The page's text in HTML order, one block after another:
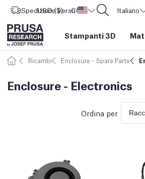
Spedizione verso Stati Uniti
USD ($) CORE One L: Ora disponibile! Italiano
Stampanti 3D
Ricambi Enclosure - Spare Parts
Enclosure - Electronics
Ordina per